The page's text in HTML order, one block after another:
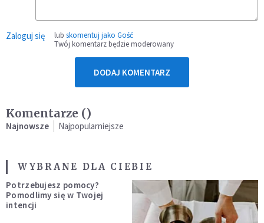
Zaloguj się lub skomentuj jako Gość
Twój komentarz będzie moderowany
DODAJ KOMENTARZ
Komentarze ()
Najnowsze Najpopularniejsze
WYBRANE DLA CIEBIE
Potrzebujesz pomocy?
Pomodlimy się w Twojej
intencji